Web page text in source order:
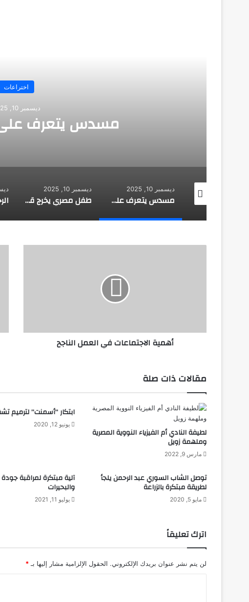
اختراعات
ديسمبر 10, 2025
مسدس يتعرف
طائرة روسية لا تحتاج إلى مطار
ديسمبر 10, 2025
مسدس يتعرف على هوية صاحبه
ديسمبر 10, 2025
طفل مصري يخرج قصاصات الورق من أنفه وفمه
ج
ا
ت
ف
ا
ل
ع
م
ا
ل
ن
أهمية الاجتماعات في العمل الناجح
ا
ل
ل
مقالات ذات صلة
لطيفة النادي أم الفيزياء النووية المصرية
وملهمة زويل
مارس 9, 2022
ابتكار “أسمنت” لترميم
يونيو 12, 2020
توصل الشاب السوري عبد الرحمن يلجأ
لطريقة مبتكرة بالزراعة
مايو 5, 2020
آلية مبتكرة لمراقبة جودة
والبحيرات
يوليو 11, 2021
اترك تعليقاً
لن يتم نشر عنوان بريدك الإلكتروني. الحقول الإلزامية مشار إليها بـ *